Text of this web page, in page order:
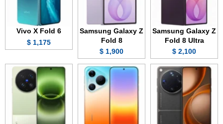
Samsung Galaxy Z
Fold 8 Ultra
2,100 $
Samsung Galaxy Z
Fold 8
1,900 $
Vivo X Fold 6
1,175 $